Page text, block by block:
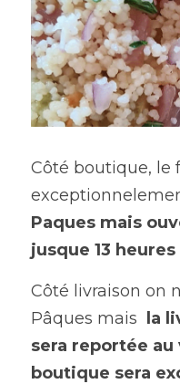
Côté boutique, le
Paques mais
jusque 13 heures
Côté livraison on
Pâques mais
la
sera reportée
boutique sera